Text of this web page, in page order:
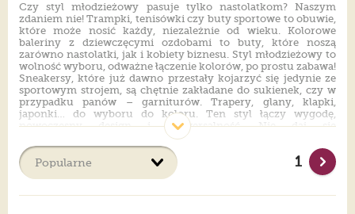
Czy styl młodzieżowy pasuje tylko nastolatkom? Naszym
zdaniem nie! Trampki, tenisówki czy buty sportowe to obuwie,
które może nosić każdy, niezależnie od wieku. Kolorowe
baleriny z dziewczęcymi ozdobami to buty, które noszą
zarówno nastolatki, jak i kobiety biznesu. Styl młodzieżowy to
wolność wyboru, odważne łączenie kolorów, po prostu zabawa!
Sneakersy, które już dawno przestały kojarzyć się jedynie ze
sportowym strojem, są chętnie zakładane do sukienek, czy w
przypadku panów – garniturów. Trapery, glany, klapki,
japonki… do wyboru do koloru. Ten styl łączy wygodę,
nowoczesny design i uniwersalność. Nie daj się
zaszufladkować. Wybieraj i noś co Ci się podoba. Przecież wiek
to tylko liczba, prawda?
1